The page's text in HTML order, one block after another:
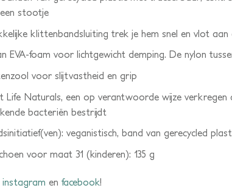
stootje
klittenbandsluiting trek je hem snel en vlot
EVA-foam voor lichtgewicht demping. De nylon
voor slijtvastheid en grip
Life Naturals, een op verantwoorde wijze
bacteriën bestrijdt
veganistisch, band van gerecycled
voor maat 31 (kinderen): 135 g
instagram en facebook!